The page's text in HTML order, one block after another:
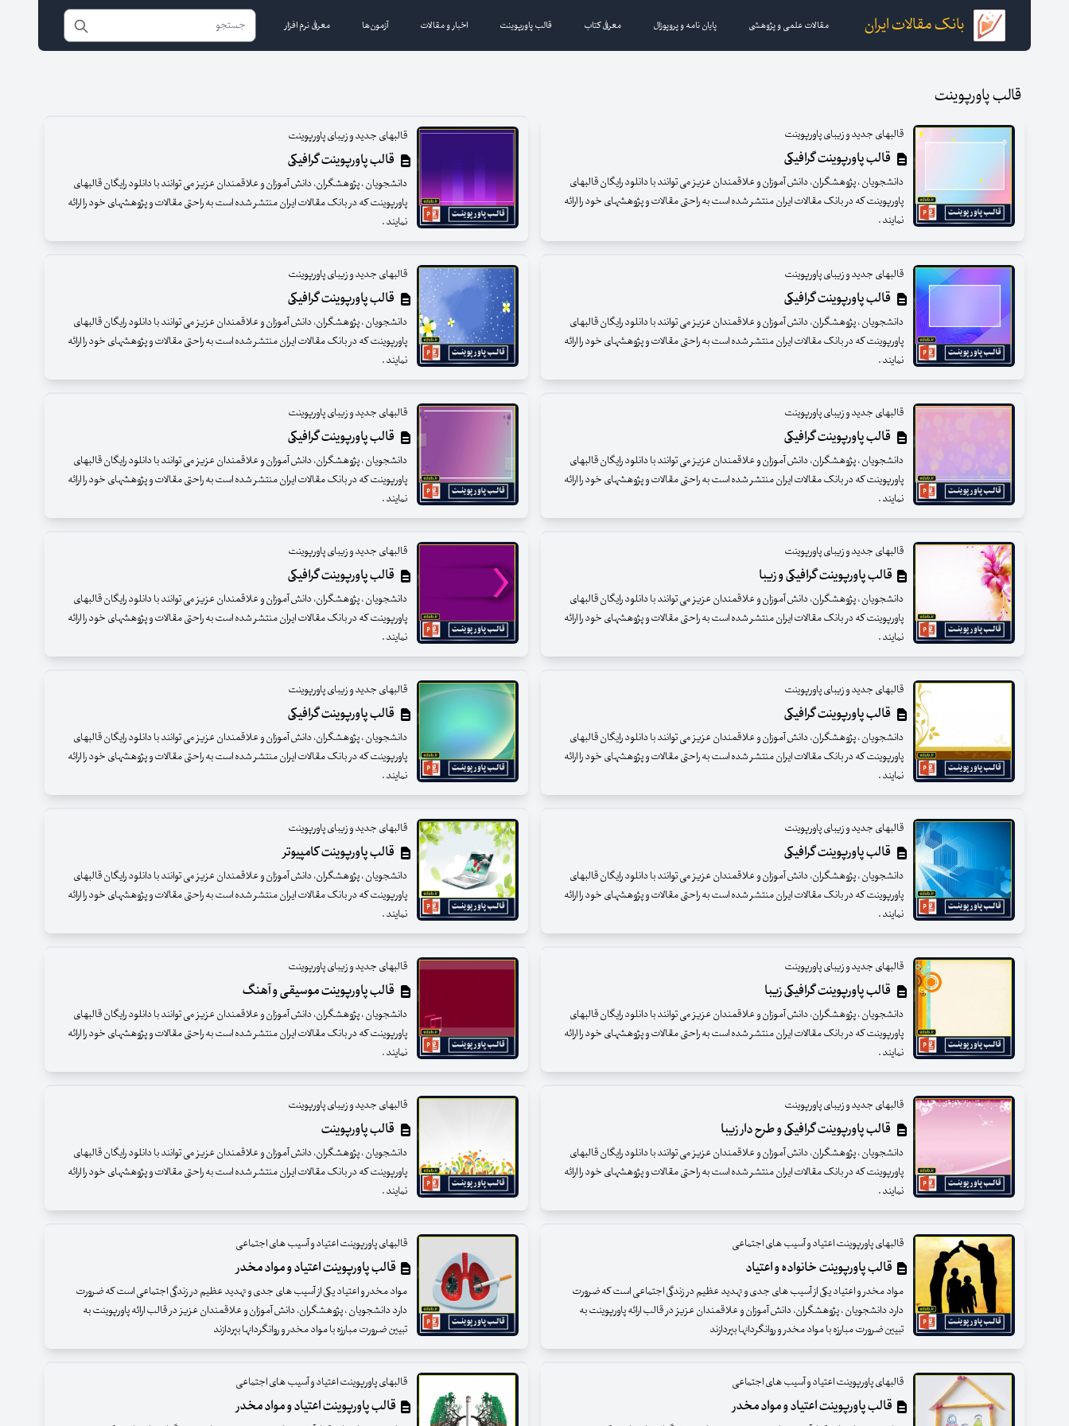
بانک مقالات ایران مقالات علمی و پژوهشی پایان نامه و پروپوزال معرفی کتاب قالب پاورپوینت اخبار و مقالات آزمون‌ها معرفی نرم افزار
قالب پاورپوینت
قالبهای جدید و زیبای پاورپوینت
قالب پاورپوینت گرافیکی
دانشجویان ، پژوهشگران، دانش آموزان و علاقمندان عزیز می توانند با دانلود رایگان قالبهای
پاورپوینت که در بانک مقالات ایران منتشر شده است به راحتی مقالات و پژوهشهای خود را ارائه
نمایند .
قالبهای جدید و زیبای پاورپوینت
قالب پاورپوینت گرافیکی
دانشجویان ، پژوهشگران، دانش آموزان و علاقمندان عزیز می توانند با دانلود رایگان قالبهای
پاورپوینت که در بانک مقالات ایران منتشر شده است به راحتی مقالات و پژوهشهای خود را ارائه
نمایند .
قالبهای جدید و زیبای پاورپوینت
قالب پاورپوینت گرافیکی
دانشجویان ، پژوهشگران، دانش آموزان و علاقمندان عزیز می توانند با دانلود رایگان قالبهای
پاورپوینت که در بانک مقالات ایران منتشر شده است به راحتی مقالات و پژوهشهای خود را ارائه
نمایند .
قالبهای جدید و زیبای پاورپوینت
قالب پاورپوینت گرافیکی
دانشجویان ، پژوهشگران، دانش آموزان و علاقمندان عزیز می توانند با دانلود رایگان قالبهای
پاورپوینت که در بانک مقالات ایران منتشر شده است به راحتی مقالات و پژوهشهای خود را ارائه
نمایند .
قالبهای جدید و زیبای پاورپوینت
قالب پاورپوینت گرافیکی
دانشجویان ، پژوهشگران، دانش آموزان و علاقمندان عزیز می توانند با دانلود رایگان قالبهای
پاورپوینت که در بانک مقالات ایران منتشر شده است به راحتی مقالات و پژوهشهای خود را ارائه
نمایند .
قالبهای جدید و زیبای پاورپوینت
قالب پاورپوینت گرافیکی
دانشجویان ، پژوهشگران، دانش آموزان و علاقمندان عزیز می توانند با دانلود رایگان قالبهای
پاورپوینت که در بانک مقالات ایران منتشر شده است به راحتی مقالات و پژوهشهای خود را ارائه
نمایند .
قالبهای جدید و زیبای پاورپوینت
قالب پاورپوینت گرافیکی و زیبا
دانشجویان ، پژوهشگران، دانش آموزان و علاقمندان عزیز می توانند با دانلود رایگان قالبهای
پاورپوینت که در بانک مقالات ایران منتشر شده است به راحتی مقالات و پژوهشهای خود را ارائه
نمایند .
قالبهای جدید و زیبای پاورپوینت
قالب پاورپوینت گرافیکی
دانشجویان ، پژوهشگران، دانش آموزان و علاقمندان عزیز می توانند با دانلود رایگان قالبهای
پاورپوینت که در بانک مقالات ایران منتشر شده است به راحتی مقالات و پژوهشهای خود را ارائه
نمایند .
قالبهای جدید و زیبای پاورپوینت
قالب پاورپوینت گرافیکی
دانشجویان ، پژوهشگران، دانش آموزان و علاقمندان عزیز می توانند با دانلود رایگان قالبهای
پاورپوینت که در بانک مقالات ایران منتشر شده است به راحتی مقالات و پژوهشهای خود را ارائه
نمایند .
قالبهای جدید و زیبای پاورپوینت
قالب پاورپوینت گرافیکی
دانشجویان ، پژوهشگران، دانش آموزان و علاقمندان عزیز می توانند با دانلود رایگان قالبهای
پاورپوینت که در بانک مقالات ایران منتشر شده است به راحتی مقالات و پژوهشهای خود را ارائه
نمایند .
قالبهای جدید و زیبای پاورپوینت
قالب پاورپوینت گرافیکی
دانشجویان ، پژوهشگران، دانش آموزان و علاقمندان عزیز می توانند با دانلود رایگان قالبهای
پاورپوینت که در بانک مقالات ایران منتشر شده است به راحتی مقالات و پژوهشهای خود را ارائه
نمایند .
قالبهای جدید و زیبای پاورپوینت
قالب پاورپوینت کامپیوتر
دانشجویان ، پژوهشگران، دانش آموزان و علاقمندان عزیز می توانند با دانلود رایگان قالبهای
پاورپوینت که در بانک مقالات ایران منتشر شده است به راحتی مقالات و پژوهشهای خود را ارائه
نمایند .
قالبهای جدید و زیبای پاورپوینت
قالب پاورپوینت گرافیکی زیبا
دانشجویان ، پژوهشگران، دانش آموزان و علاقمندان عزیز می توانند با دانلود رایگان قالبهای
پاورپوینت که در بانک مقالات ایران منتشر شده است به راحتی مقالات و پژوهشهای خود را ارائه
نمایند .
قالبهای جدید و زیبای پاورپوینت
قالب پاورپوینت موسیقی و آهنگ
دانشجویان ، پژوهشگران، دانش آموزان و علاقمندان عزیز می توانند با دانلود رایگان قالبهای
پاورپوینت که در بانک مقالات ایران منتشر شده است به راحتی مقالات و پژوهشهای خود را ارائه
نمایند .
قالبهای جدید و زیبای پاورپوینت
قالب پاورپوینت گرافیکی و طرح دار زیبا
دانشجویان ، پژوهشگران، دانش آموزان و علاقمندان عزیز می توانند با دانلود رایگان قالبهای
پاورپوینت که در بانک مقالات ایران منتشر شده است به راحتی مقالات و پژوهشهای خود را ارائه
نمایند .
قالبهای جدید و زیبای پاورپوینت
قالب پاورپوینت
دانشجویان ، پژوهشگران، دانش آموزان و علاقمندان عزیز می توانند با دانلود رایگان قالبهای
پاورپوینت که در بانک مقالات ایران منتشر شده است به راحتی مقالات و پژوهشهای خود را ارائه
نمایند .
قالبهای پاورپوینت اعتیاد و آسیب های اجتماعی
قالب پاورپوینت خانواده و اعتیاد
مواد مخدر و اعتیاد یکی از آسیب های جدی و تهدید عظیم در زندگی اجتماعی است که ضرورت
دارد دانشجویان ، پژوهشگران، دانش آموزان و علاقمندان عزیز در قالب ارائه پاورپوینت به
تبیین ضرورت مبارزه با مواد مخدر و روانگردانها بپردازند
قالبهای پاورپوینت اعتیاد و آسیب های اجتماعی
قالب پاورپوینت اعتیاد و مواد مخدر
مواد مخدر و اعتیاد یکی از آسیب های جدی و تهدید عظیم در زندگی اجتماعی است که ضرورت
دارد دانشجویان ، پژوهشگران، دانش آموزان و علاقمندان عزیز در قالب ارائه پاورپوینت به
تبیین ضرورت مبارزه با مواد مخدر و روانگردانها بپردازند
قالبهای پاورپوینت اعتیاد و آسیب های اجتماعی
قالب پاورپوینت اعتیاد و مواد مخدر
قالبهای پاورپوینت اعتیاد و آسیب های اجتماعی
قالب پاورپوینت اعتیاد و مواد مخدر